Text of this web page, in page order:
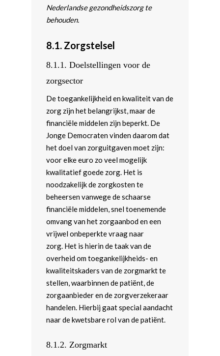
Nederlandse gezondheidszorg te
behouden.
8.1. Zorgstelsel
8.1.1.Doelstellingen voor de
zorgsector
De toegankelijkheid en kwaliteit van de
zorg zijn het belangrijkst, maar de
financiële middelen zijn beperkt. De
Jonge Democraten vinden daarom dat
het doel van zorguitgaven moet zijn:
voor elke euro zo veel mogelijk
kwalitatief goede zorg. Het is
noodzakelijk de zorgkosten te
beheersen vanwege de schaarse
financiële middelen, snel toenemende
omvang van het zorgaanbod en een
vrijwel onbeperkte vraag naar
zorg. Het is hierin de taak van de
overheid om toegankelijkheids- en
kwaliteitskaders van de zorgmarkt te
stellen, waarbinnen de patiënt, de
zorgaanbieder en de zorgverzekeraar
handelen. Hierbij gaat special aandacht
naar de kwetsbare rol van de patiënt.
8.1.2.Zorgmarkt